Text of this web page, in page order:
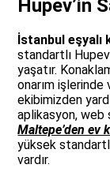
Hupev’in
İstanbul eşyalı
standartlı
yaşatır.
onarım
ekibimizden
aplikasyon, web
Maltepe’den ev
yüksek
vardır.